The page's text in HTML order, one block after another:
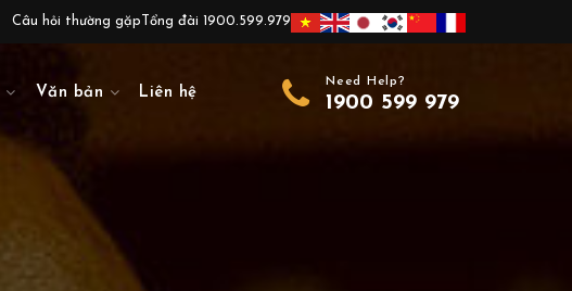
Câu hỏi thường gặp Tổng đài 1900.599.979
Văn bản Liên hệ
Need Help?
1900 599 979